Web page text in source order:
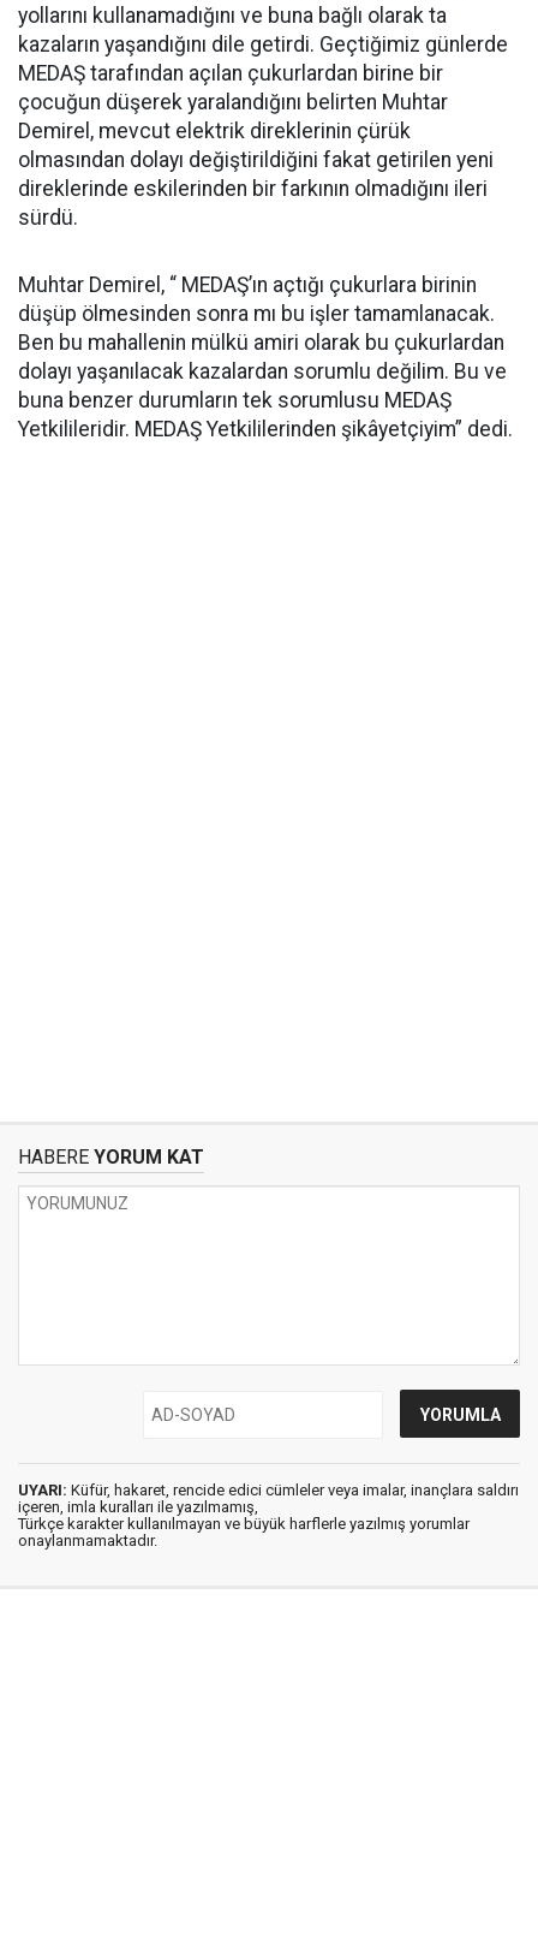
yollarını kullanamadığını ve buna bağlı olarak ta
kazaların yaşandığını dile getirdi. Geçtiğimiz günlerde
MEDAŞ tarafından açılan çukurlardan birine bir
çocuğun düşerek yaralandığını belirten Muhtar
Demirel, mevcut elektrik direklerinin çürük
olmasından dolayı değiştirildiğini fakat getirilen yeni
direklerinde eskilerinden bir farkının olmadığını ileri
sürdü.
Muhtar Demirel, “ MEDAŞ’ın açtığı çukurlara birinin
düşüp ölmesinden sonra mı bu işler tamamlanacak.
Ben bu mahallenin mülkü amiri olarak bu çukurlardan
dolayı yaşanılacak kazalardan sorumlu değilim. Bu ve
buna benzer durumların tek sorumlusu MEDAŞ
Yetkilileridir. MEDAŞ Yetkililerinden şikâyetçiyim” dedi.
HABERE YORUM KAT
UYARI: Küfür, hakaret, rencide edici cümleler veya imalar, inançlara saldırı
içeren, imla kuralları ile yazılmamış,
Türkçe karakter kullanılmayan ve büyük harflerle yazılmış yorumlar
onaylanmamaktadır.